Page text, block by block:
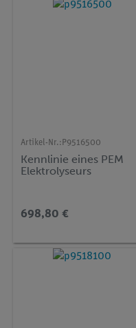
Artikel-Nr.: P9516500
Kennlinie eines PEM
Elektrolyseurs
698,80 €